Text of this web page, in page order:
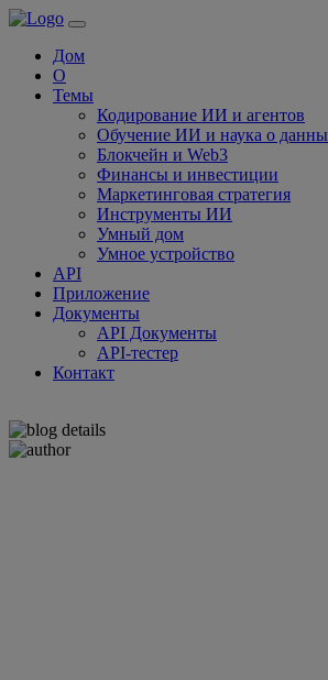
Дом
О
Темы
Кодирование ИИ и агентов
Обучение ИИ и наука о
Блокчейн и Web3
Финансы и инвестиции
Маркетинговая стратегия
Инструменты ИИ
Умный дом
Умное устройство
API
Приложение
Документы
API Документы
API-тестер
Контакт